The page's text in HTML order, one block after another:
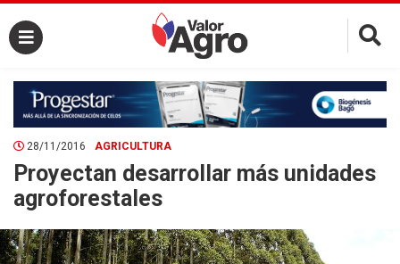
×
28/11/2016 AGRICULTURA
Proyectan desarrollar más unidades
agroforestales